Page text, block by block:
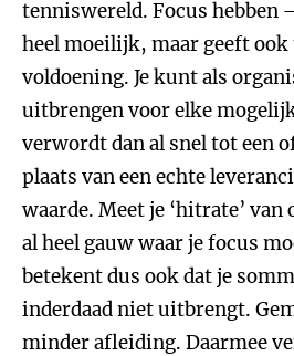
tenniswereld. Focus hebben
heel moeilijk, maar geeft
voldoening. Je kunt als
uitbrengen voor elke
verwordt dan al snel tot een
plaats van een echte
waarde. Meet je ‘hitrate’
al heel gauw waar je focus
betekent dus ook dat je
inderdaad niet uitbrengt.
minder afleiding. Daarmee